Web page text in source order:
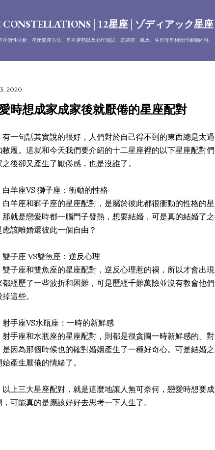
星座│ゾディアック星
個性分析、星座開運方法、星座運勢以及心理測試、塔羅牌、風水、生肖等星相命理相關內容。
2020
時想成家成家後就厭倦的星座配對
句話其實說的很好，人們對於自己得不到的東西總是太
敝履。這就和今天我們要介紹的十二星座裡的以下星座配對
之後卻又產生了厭倦感，也是沒誰了。
座VS 獅子座：衝動的性格
座和獅子座的星座配對，是屬於彼此都很衝動的性格的
那就是戀愛時都一腦門子發熱，想要結婚，可是真的結婚了
應該離婚還彼此一個自由？
座 VS雙魚座：逆反心理
座和雙魚座的星座配對，逆反心理惹的禍，所以才會出
都經歷了一些波折和困難，可是歷經千難萬險並沒有教會他
這些。
座VS水瓶座：一時的新鮮感
座和水瓶座的星座配對，則都是很貪圖一時新鮮感的。
是因為那個時候也的確對婚姻產生了一種好奇心。可是結婚
產生厭倦的情緒了。
三大星座配對，就是這麼地讓人無可奈何，戀愛時想要
，可能真的是應該好好去思考一下人生了。